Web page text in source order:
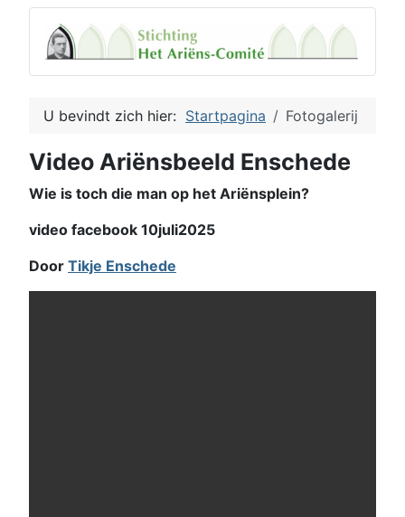
U bevindt zich hier: Startpagina Fotogalerij
Video Ariënsbeeld Enschede
Wie is toch die man op het Ariënsplein?
video facebook 10juli2025
Door Tikje Enschede